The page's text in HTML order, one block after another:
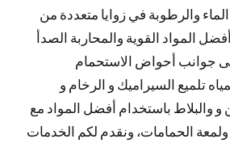
والرطوبة في زوايا متعددة من
المواد القوية والمحاربة الصدأ
جوانب أحواض الاستحمام
تلميع السيراميك و الرخام و
و والبلاط باستخدام أفضل المواد مع
الحمامات، ونقدم لكم الخدمات